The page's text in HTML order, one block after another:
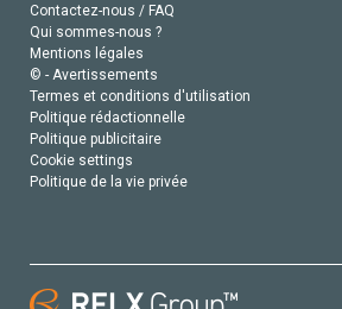
Contactez-nous / FAQ
Qui sommes-nous ?
Mentions légales
© - Avertissements
Termes et conditions d'utilisation
Politique rédactionnelle
Politique publicitaire
Cookie settings
Politique de la vie privée